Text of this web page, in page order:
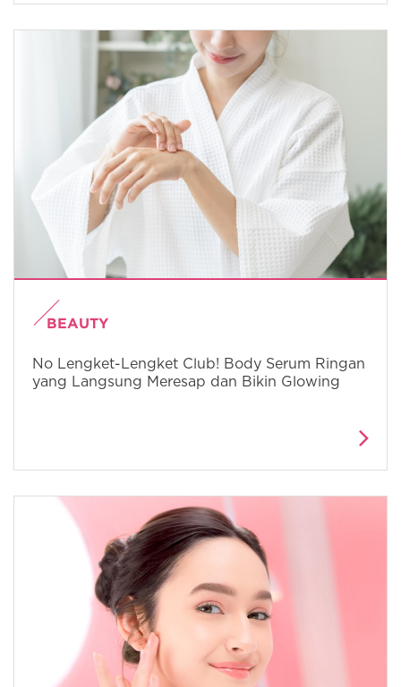
BEAUTY
No Lengket-Lengket Club! Body Serum Ringan
yang Langsung Meresap dan Bikin Glowing